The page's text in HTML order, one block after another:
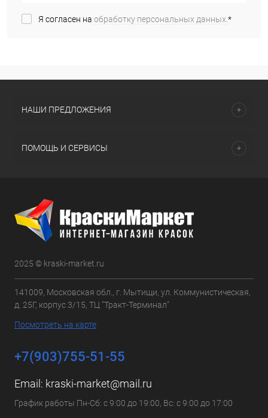
Я согласен на обработку персональных данных.*
НАШИ ПРЕДЛОЖЕНИЯ
ПОМОЩЬ И СЕРВИСЫ
2025 © kraski-market.ru
141009, Московская обл., г. Мытищи, ул. Коммунистическая,
д. 25Г, корпус 3/15, ТЦ "Тракт-Терминал"
Посмотреть на карте
+7(903)755-51-55
Email: kraski-market@mail.ru
График работы Пн-Сб: с 9:00 до 19:00, Вс: с 9:00 до 17:00